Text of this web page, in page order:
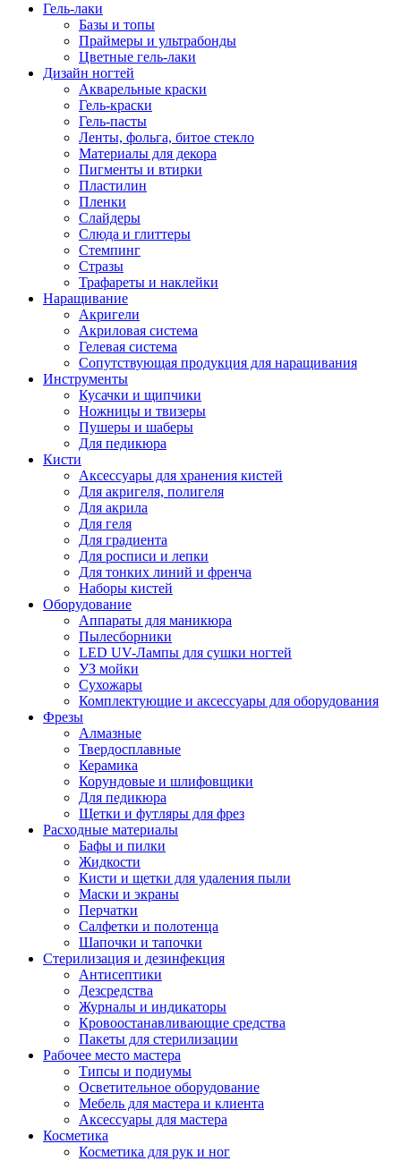
Гель-лаки
Базы и топы
Праймеры и ультрабонды
Цветные гель-лаки
Дизайн ногтей
Акварельные краски
Гель-краски
Гель-пасты
Ленты, фольга, битое стекло
Материалы для декора
Пигменты и втирки
Пластилин
Пленки
Слайдеры
Слюда и глиттеры
Стемпинг
Стразы
Трафареты и наклейки
Наращивание
Акригели
Акриловая система
Гелевая система
Сопутствующая продукция для наращивания
Инструменты
Кусачки и щипчики
Ножницы и твизеры
Пушеры и шаберы
Для педикюра
Кисти
Аксессуары для хранения кистей
Для акригеля, полигеля
Для акрила
Для геля
Для градиента
Для росписи и лепки
Для тонких линий и френча
Наборы кистей
Оборудование
Аппараты для маникюра
Пылесборники
LED UV-Лампы для сушки ногтей
УЗ мойки
Сухожары
Комплектующие и аксессуары для оборудования
Фрезы
Алмазные
Твердосплавные
Керамика
Корундовые и шлифовщики
Для педикюра
Щетки и футляры для фрез
Расходные материалы
Бафы и пилки
Жидкости
Кисти и щетки для удаления пыли
Маски и экраны
Перчатки
Салфетки и полотенца
Шапочки и тапочки
Стерилизация и дезинфекция
Антисептики
Дезсредства
Журналы и индикаторы
Кровоостанавливающие средства
Пакеты для стерилизации
Рабочее место мастера
Типсы и подиумы
Осветительное оборудование
Мебель для мастера и клиента
Аксессуары для мастера
Косметика
Косметика для рук и ног